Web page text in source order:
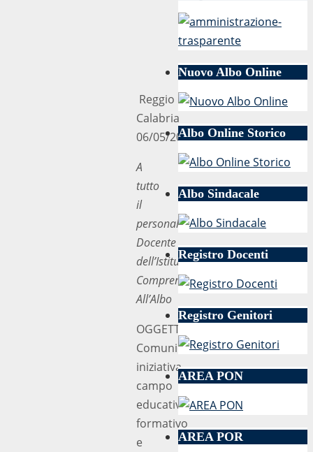
Reggio
Calabria
06/05/2019
A
tutto
il
personale
Docente
dell’Istituto
Comprensivo
All’Albo
OGGETTO:
Comunicazione
iniziativa
campo
educativo
formativo
e
Nuovo Albo Online
Albo Online Storico
Albo Sindacale
Registro Docenti
Registro Genitori
AREA PON
AREA POR